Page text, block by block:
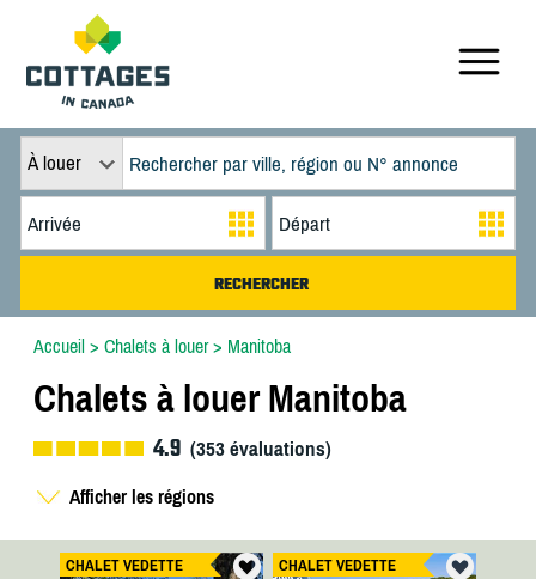
À louer
Accueil> Chalets à louer> Manitoba
Chalets à louer Manitoba
4.9 (353évaluations)
Afficher les régions
CHALET VEDETTE CHALET VEDETTE